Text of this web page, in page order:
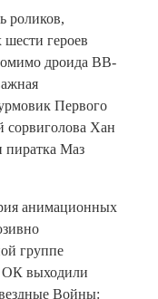
роликов,
героев
дроида BB-
Первого
Хан
пиратка Маз
анимационных
группе
ОК выходили
Войны: